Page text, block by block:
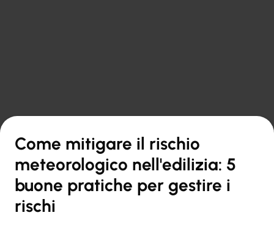
Come mitigare il rischio
meteorologico nell'edilizia: 5
buone pratiche per gestire i
rischi